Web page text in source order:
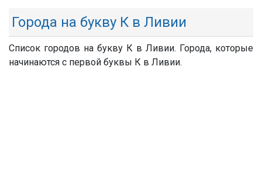
Города на букву К в Ливии
Список городов на букву К в Ливии. Города, которые
начинаются с первой буквы К в Ливии.